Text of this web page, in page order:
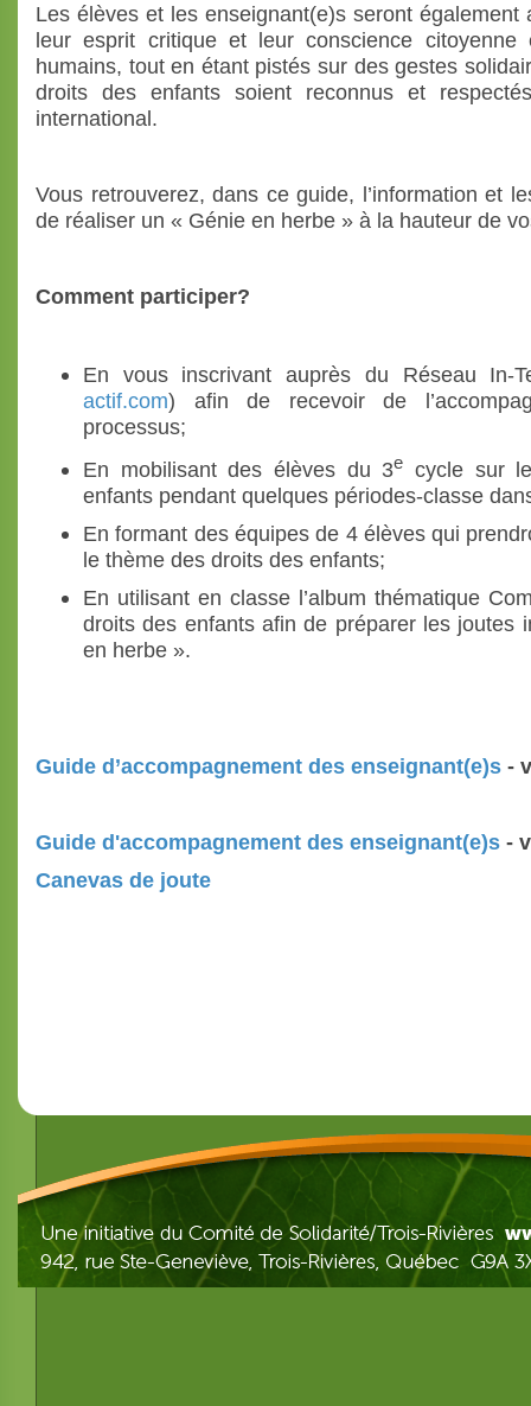
Les élèves et les enseignant(e)s seront également
leur esprit critique et leur conscience
humains, tout en étant pistés sur des gestes
droits des enfants soient reconnus et
international.
Vous retrouverez, dans ce guide, l’information et
de réaliser un « Génie en herbe » à la hauteur de
Comment participer?
En vous inscrivant auprès du Réseau In-
actif.com) afin de recevoir de
processus;
En mobilisant des élèves du 3e cycle sur
enfants pendant quelques périodes-classe
En formant des équipes de 4 élèves qui
le thème des droits des enfants;
En utilisant en classe l’album thématique
droits des enfants afin de préparer les joutes
en herbe ».
Guide d’accompagnement des enseignant(e)s -
Guide d'accompagnement des enseignant(e)s -
Canevas de joute